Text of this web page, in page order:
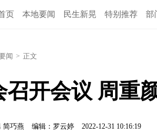
页 本地要闻 民生新晃 特别推荐 部
闻 > 正文
召开会议 周重
简巧燕 编辑：罗云婷 2022-12-31 10:16:19